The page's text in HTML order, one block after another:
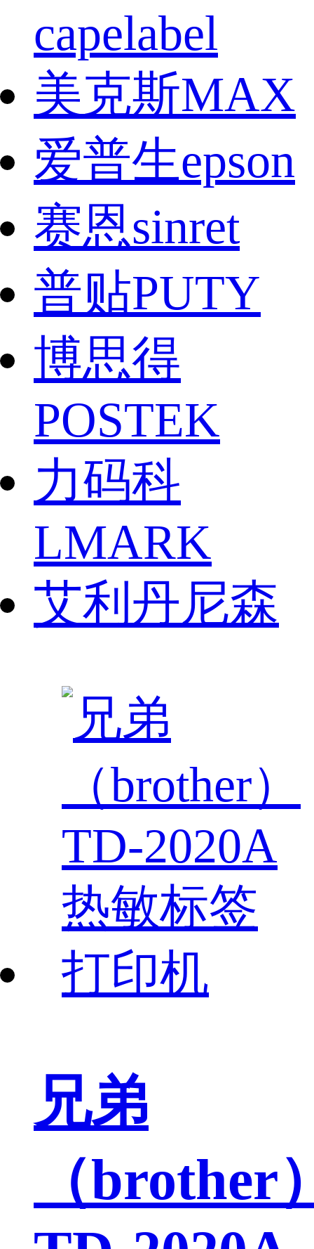
capelabel
美克斯MAX
爱普生epson
赛恩sinret
普贴PUTY
博思得
POSTEK
力码科
LMARK
艾利丹尼森
兄弟
（brother